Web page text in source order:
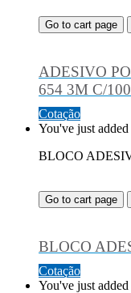
Go to cart page
ADESIVO
654 3M C/
Cotação
You've just
BLOCO
Go to cart page
BLOCO
Cotação
You've just